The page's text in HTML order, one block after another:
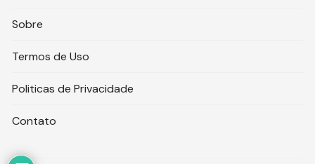
Sobre
Termos de Uso
Politicas de Privacidade
Contato